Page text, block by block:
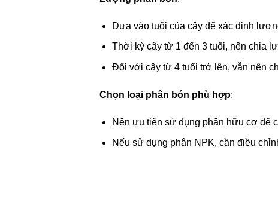
Dựa vào tuổi của cây để xác định
Thời kỳ cây từ 1 đến 3 tuổi, nên chia
Đối với cây từ 4 tuổi trở lên, vẫn nên
Chọn loại phân bón phù hợp:
Nên ưu tiên sử dụng phân hữu cơ để
Nếu sử dụng phân NPK, cần điều